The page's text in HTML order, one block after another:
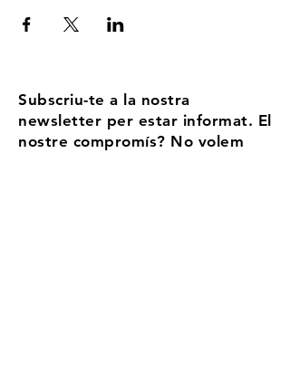
Subscriu-te a la nostra
newsletter per estar informat. El
nostre compromís? No volem